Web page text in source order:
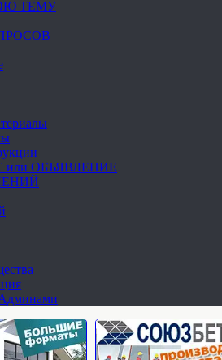
ТЕМУ
ОБЪЯВЛЕНИЕ